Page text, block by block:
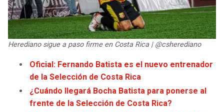
Herediano sigue a paso firme en Costa Rica | @csherediano
Oficial: Fernando Batista es el nuevo entrenador
de la Selección de Costa Rica
¿Cuándo llegará Bocha Batista para ponerse al
frente de la Selección de Costa Rica?